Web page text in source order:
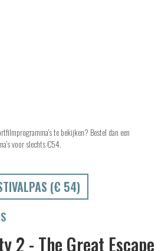
te bekijken? Bestel dan een
voor slechts €54.
(€ 54)
2 - The Great Escape